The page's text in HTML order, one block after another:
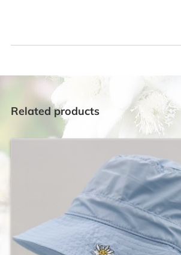
Related products